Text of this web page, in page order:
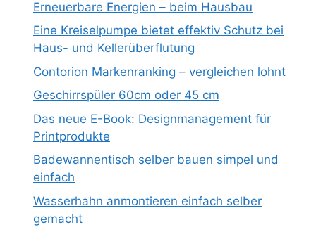
Erneuerbare Energien – beim Hausbau
Eine Kreiselpumpe bietet effektiv Schutz bei
Haus- und Kellerüberflutung
Contorion Markenranking – vergleichen lohnt
Geschirrspüler 60cm oder 45 cm
Das neue E-Book: Designmanagement für
Printprodukte
Badewannentisch selber bauen simpel und
einfach
Wasserhahn anmontieren einfach selber
gemacht